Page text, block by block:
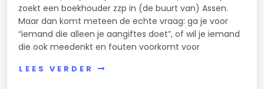
zoekt een boekhouder zzp in (de buurt van) Assen.
Maar dan komt meteen de echte vraag: ga je voor
“iemand die alleen je aangiftes doet”, of wil je iemand
die ook meedenkt en fouten voorkomt voor
LEES VERDER